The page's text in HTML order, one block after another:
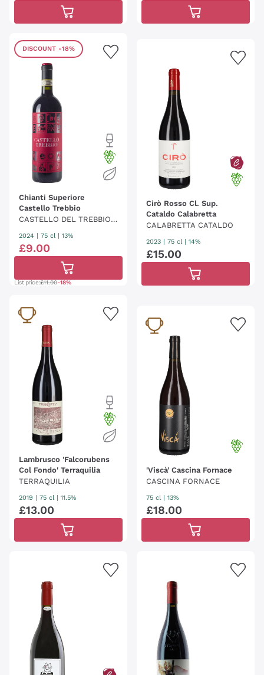
DISCOUNT -18%
Chianti Superiore
Castello Trebbio
CASTELLO DEL TREBBIO -
LE ANFORE
2024 75 cl | 13%
£9.00
List price:£11.00-18%
Cirò Rosso Cl. Sup.
Cataldo Calabretta
CALABRETTA CATALDO
2023 75 cl | 14%
£15.00
Lambrusco 'Falcorubens
Col Fondo' Terraquilia
TERRAQUILIA
2019 75 cl | 11.5%
£13.00
'Viscà' Cascina Fornace
CASCINA FORNACE
75 cl | 13%
£18.00